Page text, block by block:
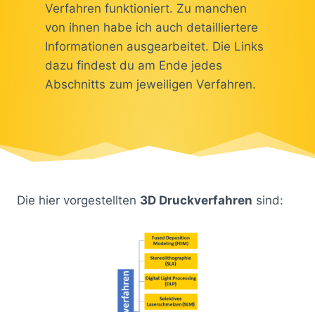
Verfahren funktioniert. Zu manchen
von ihnen habe ich auch detailliertere
Informationen ausgearbeitet. Die Links
dazu findest du am Ende jedes
Abschnitts zum jeweiligen Verfahren.
Die hier vorgestellten 3D Druckverfahren sind: